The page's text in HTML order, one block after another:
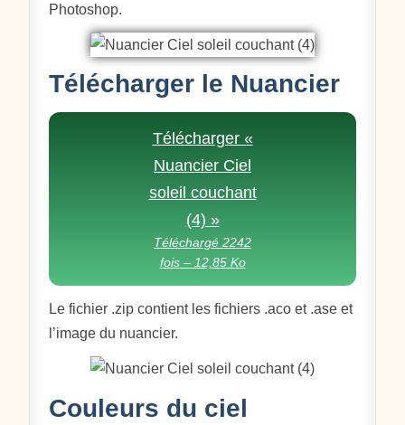
Photoshop.
Télécharger le Nuancier
Télécharger «
Nuancier Ciel
soleil couchant
(4) »
Téléchargé 2242
fois – 12,85 Ko
Le fichier .zip contient les fichiers .aco et .ase et
l’image du nuancier.
Couleurs du ciel